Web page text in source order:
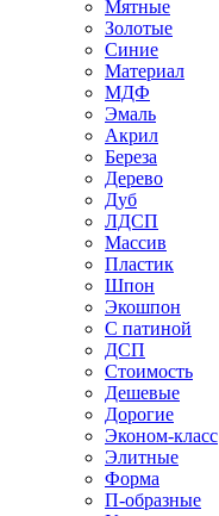
Мятные
Золотые
Синие
Материал
МДФ
Эмаль
Акрил
Береза
Дерево
Дуб
ЛДСП
Массив
Пластик
Шпон
Экошпон
С патиной
ДСП
Стоимость
Дешевые
Дорогие
Эконом-класс
Элитные
Форма
П-образные